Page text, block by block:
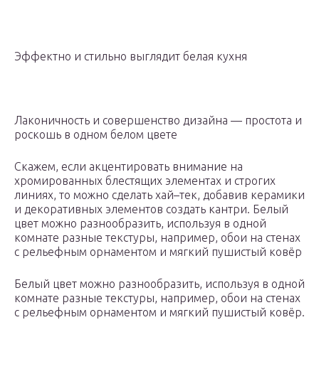
Эффектно и стильно выглядит белая кухня
Лаконичность и совершенство дизайна — простота и
роскошь в одном белом цвете
Скажем, если акцентировать внимание на
хромированных блестящих элементах и строгих
линиях, то можно сделать хай–тек, добавив керамики
и декоративных элементов создать кантри. Белый
цвет можно разнообразить, используя в одной
комнате разные текстуры, например, обои на стенах
с рельефным орнаментом и мягкий пушистый ковёр
Белый цвет можно разнообразить, используя в одной
комнате разные текстуры, например, обои на стенах
с рельефным орнаментом и мягкий пушистый ковёр.